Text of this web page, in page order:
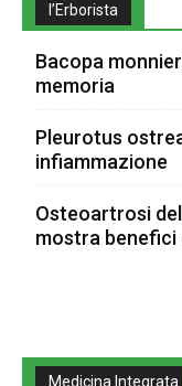
l’Erborista
Bacopa
memoria
Pleurotus
infiammazione
Osteoartrosi
mostra benefici
Medicina Integrata